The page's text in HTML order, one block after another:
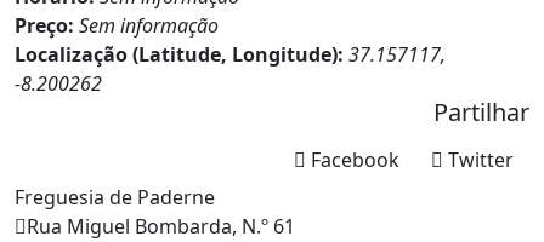
Preço: Sem informação
Localização (Latitude, Longitude): 37.157117,
-8.200262
Partilhar
Twitter
Facebook
Freguesia de Paderne
Rua Miguel Bombarda, N.º 61